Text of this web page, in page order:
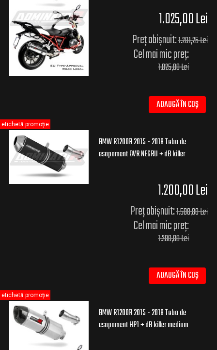
1.025,00 Lei
Preț obișnuit:1.281,25 Lei
Cel mai mic preț:
1.025,00 Lei
ADAUGĂ ÎN COȘ
BMW R1200R 2015 - 2018 Toba de
esapament OVR NEGRU + dB killer
1.200,00 Lei
Preț obișnuit:1.500,00 Lei
Cel mai mic preț:
1.200,00 Lei
ADAUGĂ ÎN COȘ
etichetă promoție
BMW R1200R 2015 - 2018 Toba de
esapament HP1 + dB killer medium
etichetă promoție